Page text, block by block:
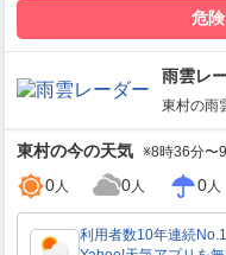
危
雨雲レ
東村の雨
東村の今の天気 ※8時36分〜
0人 0人 0人